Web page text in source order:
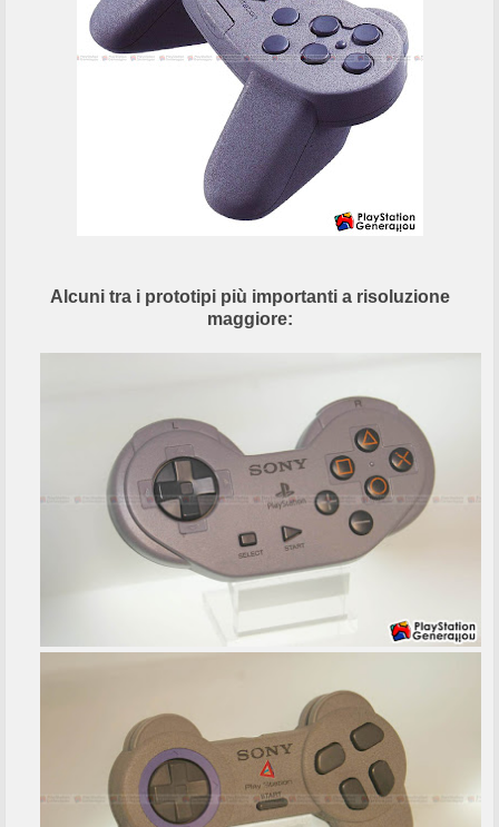
Alcuni tra i prototipi più importanti a risoluzione
maggiore: